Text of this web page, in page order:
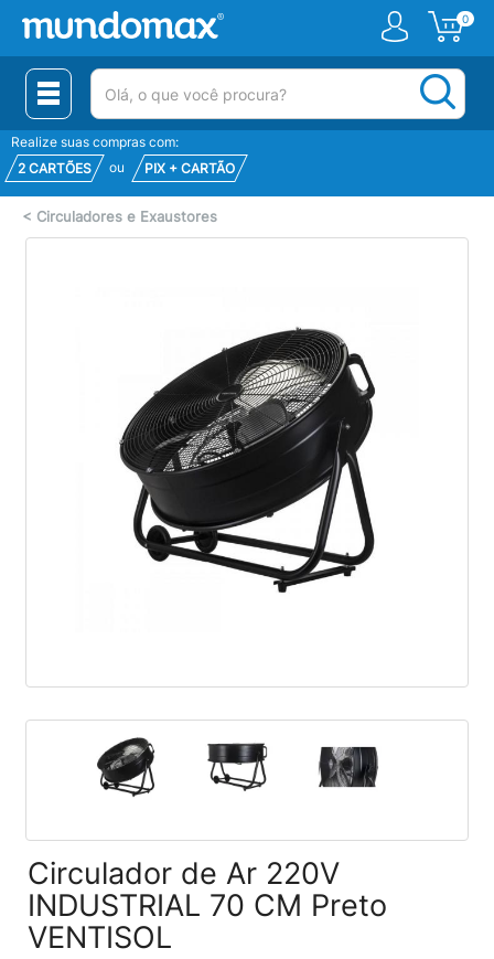
0
(pesquisar)
Realize suas compras com:
2 CARTÕES
ou PIX + CARTÃO
< Circuladores e Exaustores
Circulador de Ar 220V
INDUSTRIAL 70 CM Preto
VENTISOL